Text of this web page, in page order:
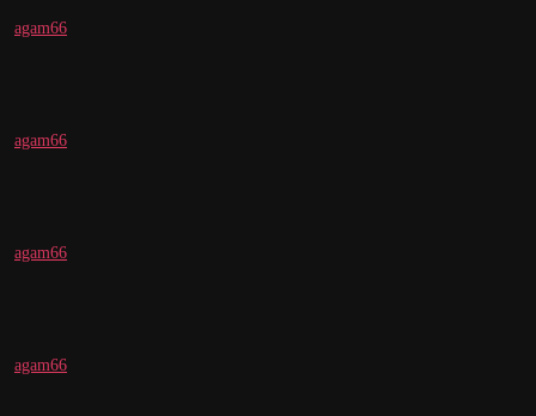
agam66
agam66
agam66
agam66